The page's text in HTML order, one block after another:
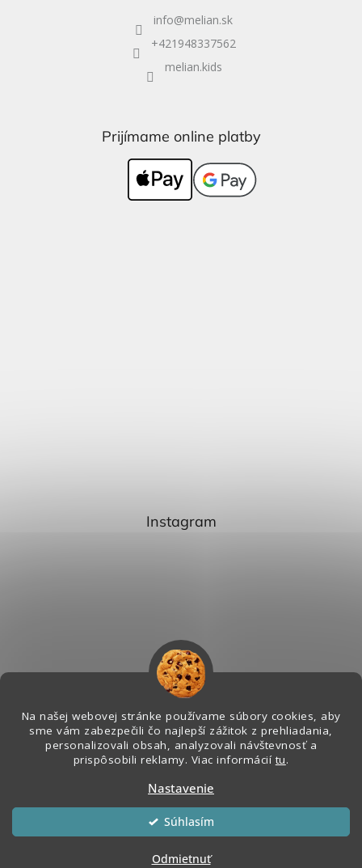
Na našej webovej stránke používame súbory cookies, aby
sme vám zabezpečili čo najlepší zážitok z prehliadania,
personalizovali obsah, analyzovali návštevnosť a
prispôsobili reklamy. Viac informácií tu.
Nastavenie
Odmietnuť
Súhlasím
info@melian.sk
+421948337562
melian.kids
Prijímame online platby
Instagram
Sledovať na Instagrame